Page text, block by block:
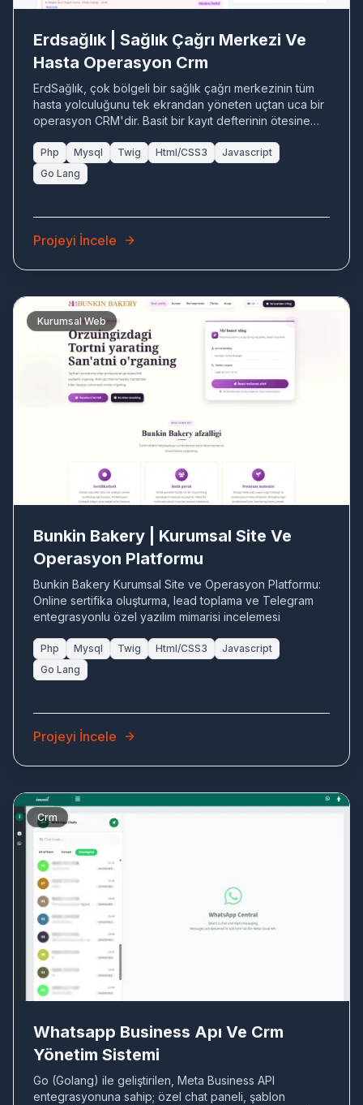
Erdsağlık | Sağlık Çağrı Merkezi Ve
Hasta Operasyon Crm
ErdSağlık, çok bölgeli bir sağlık çağrı merkezinin tüm
hasta yolculuğunu tek ekrandan yöneten uçtan uca bir
operasyon CRM'dir. Basit bir kayıt defterinin ötesine
randevuya, randevunun tedavi ve takip sürecine
dönüştüğü kesintisiz bir akış kurar. Yönetim paneli;
bölge, temsilci ve kampanya bazında anlık durumu
verisini görmesini sağlar. Esnek yapısı sayesinde yeni
bölge, branş veya çağrı tipi kısa sürede eklenebilir.
Php Mysql Twig Html/CSS3
Javascript
Go Lang
Projeyi İncele
Kurumsal Web
Bunkin Bakery | Kurumsal Site Ve
Operasyon Platformu
Bunkin Bakery Kurumsal Site ve Operasyon Platformu:
Online sertifika oluşturma, lead toplama ve Telegram
entegrasyonlu özel yazılım mimarisi incelemesi
Php Mysql Twig Html/CSS3
Javascript
Go Lang
Projeyi İncele
Crm
Whatsapp Business Apı Ve Crm
Yönetim Sistemi
Go (Golang) ile geliştirilen, Meta Business API
entegrasyonuna sahip; özel chat paneli, şablon